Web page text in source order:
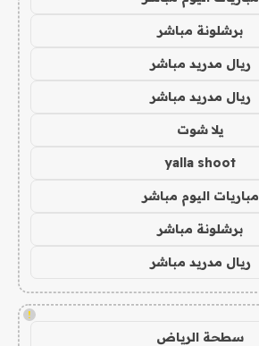
برشلونة مباشر
ريال مدريد مباشر
ريال مدريد مباشر
يلا شوت
yalla shoot
مباريات اليوم مباشر
برشلونة مباشر
ريال مدريد مباشر
!
سطحة الرياض